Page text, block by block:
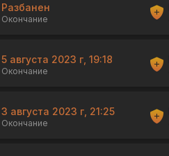
Разбанен
Окончание
5 августа 2023 г, 19:18
Окончание
3 августа 2023 г, 21:25
Окончание